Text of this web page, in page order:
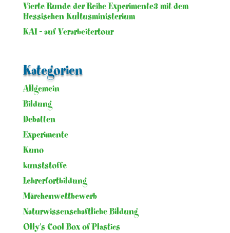
Vierte Runde der Reihe Experimente3 mit dem
Hessischen Kultusministerium
KAI – auf Verarbeitertour
Kategorien
Allgemein
Bildung
Debatten
Experimente
Kuno
kunststoffe
Lehrerfortbildung
Märchenwettbewerb
Naturwissenschaftliche Bildung
Olly's Cool Box of Plastics